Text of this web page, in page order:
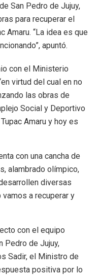
San Pedro de Jujuy,
para recuperar el
Amaru. “La idea es que
apuntó.
con el Ministerio
virtud del cual en no
las obras de
Social y Deportivo
Amaru y hoy es
con una cancha de
alambrado olímpico,
diversas
a recuperar y
con el equipo
Pedro de Jujuy,
Sadir, el Ministro de
positiva por lo